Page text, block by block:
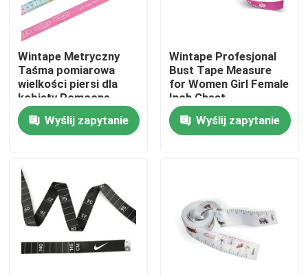
Wycieczka po fabryce
Kontrola jakości
Skontaktuj się z nami
Poprosić o wycenę
Odzieżowa taśma miernicza
Laserowa taśma miernicza
Wintape Metryczny
Taśma pomiarowa
wielkości piersi dla
kobiety Pomocne
narzędzie pomiarowe
do zakupu nowego
stanika 150cm
pomiarowa
Wyślij zapytanie
Wintape Profesjonal
Bust Tape Measure
for Women Girl Female
Inch Chest
Measurement Tape
Wyślij zapytanie